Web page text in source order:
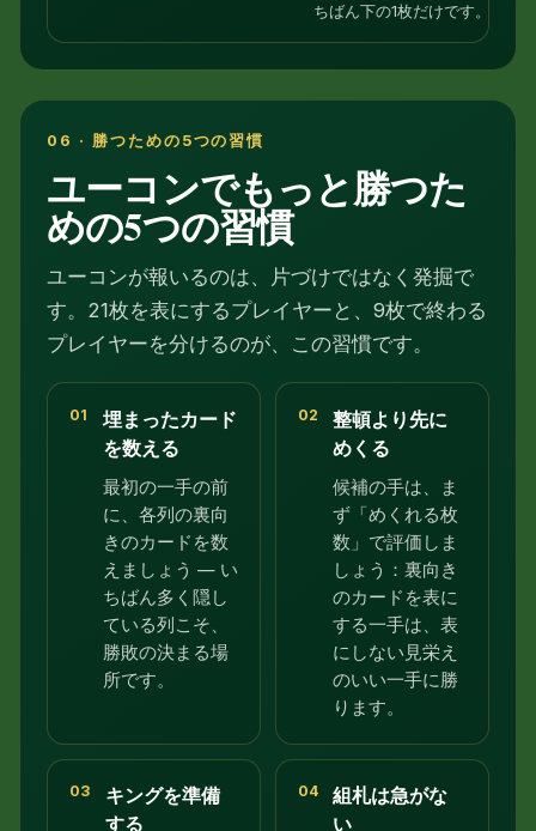
ちばん下の1枚だけです。
06 · 勝つための5つの習慣
ユーコンでもっと勝つた
めの5つの習慣
ユーコンが報いるのは、片づけではなく発掘で
す。21枚を表にするプレイヤーと、9枚で終わる
プレイヤーを分けるのが、この習慣です。
01
埋まったカード
を数える
最初の一手の前
に、各列の裏向
きのカードを数
えましょう — い
ちばん多く隠し
ている列こそ、
勝敗の決まる場
所です。
02
整頓より先に
めくる
候補の手は、ま
ず「めくれる枚
数」で評価しま
しょう：裏向き
のカードを表に
する一手は、表
にしない見栄え
のいい一手に勝
ります。
03
キングを準備
する
04
組札は急がな
い